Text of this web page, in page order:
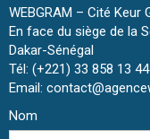
WEBGRAM – Cité Keur
En face du siège de la
Dakar-Sénégal
Tél: (+221) 33 858 13
Email:
Nom